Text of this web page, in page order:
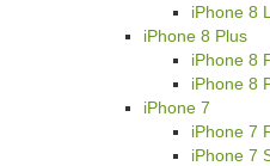
iPhone 8
iPhone 8 Plus
iPhone 8
iPhone 8
iPhone 7
iPhone 7
iPhone 7